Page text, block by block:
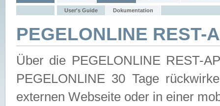
User's Guide Dokumentation
PEGELONLINE REST-
Über die PEGELONLINE REST-
PEGELONLINE 30 Tage
externen Webseite oder in einer